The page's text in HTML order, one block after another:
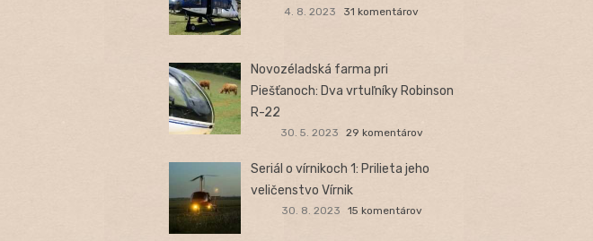
4. 8. 2023 31 komentárov
Novozéladská farma pri
Piešťanoch: Dva vrtuľníky Robinson
R-22
30. 5. 2023 29 komentárov
Seriál o vírnikoch 1: Prilieta jeho
veličenstvo Vírnik
30. 8. 2023 15 komentárov